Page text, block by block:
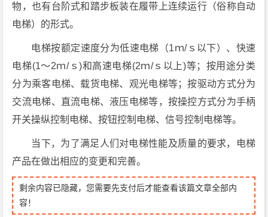
物，也有台阶式和踏步板装在履带上连续运行（俗称自动
电梯）的形式。
电梯按额定速度分为低速电梯（1ｍ/ｓ以下）、快速
电梯(1～2ｍ/ｓ)和高速电梯(2ｍ/ｓ以上)等；按用途分类
分为乘客电梯、载货电梯、观光电梯等；按驱动方式分为
交流电梯、直流电梯、液压电梯等，按操控方式分为手柄
开关操纵控制电梯、按钮控制电梯、信号控制电梯等。
当下，为了满足人们对电梯性能及质量的要求，电梯
产品在做出相应的变更和完善。
剩余内容已隐藏，您需要先支付后才能查看该篇文章全部内
容！